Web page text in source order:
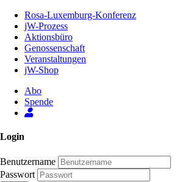
Inhalt
Seite
Rosa-Luxemburg-Konferenz
jW-Prozess
Aktionsbüro
Genossenschaft
Veranstaltungen
jW-Shop
Abo
Spende
Login
Benutzername
Passwort